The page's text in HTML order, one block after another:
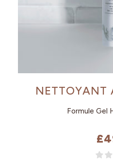
NETTOYANT
Formule Gel